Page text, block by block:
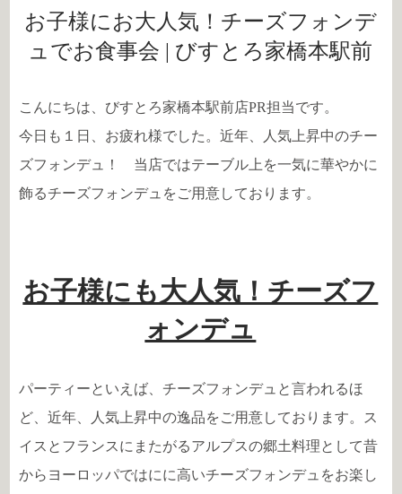
お子様にお大人気！チーズフォンデ
ュでお食事会 | びすとろ家橋本駅前
こんにちは、びすとろ家橋本駅前店PR担当です。
今日も１日、お疲れ様でした。近年、人気上昇中のチー
ズフォンデュ！ 当店ではテーブル上を一気に華やかに
飾るチーズフォンデュをご用意しております。
お子様にも大人気！チーズフ
ォンデュ
パーティーといえば、チーズフォンデュと言われるほ
ど、近年、人気上昇中の逸品をご用意しております。ス
イスとフランスにまたがるアルプスの郷土料理として昔
からヨーロッパではにに高いチーズフォンデュをお楽し